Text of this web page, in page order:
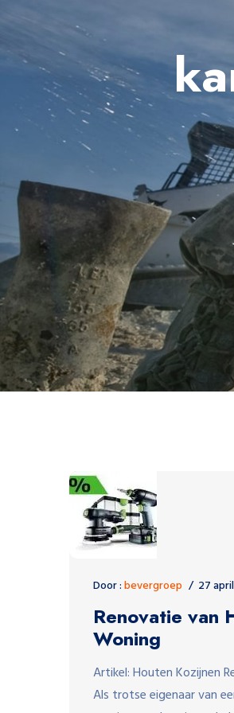
Door :bevergroep 27
Renovatie van
Woning
Artikel: Houten Kozijnen
Als trotse eigenaar van